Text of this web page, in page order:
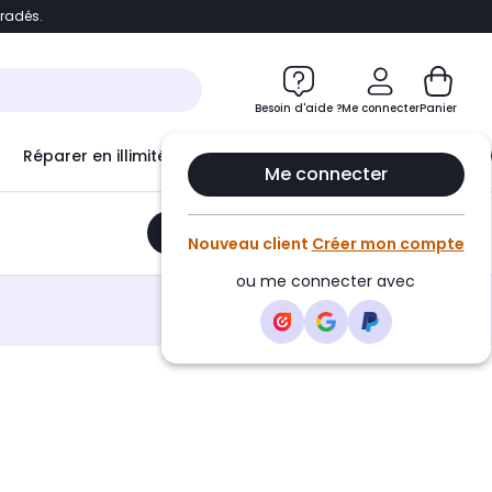
Accéder directement au chatbot
Besoin d'aide ?Me connecter
Me connecter
Nouveau client Créer mon compte
ou me connecter avec
Panier
Réparer en illimité avec Le Club Infinity
Ajouter au panier